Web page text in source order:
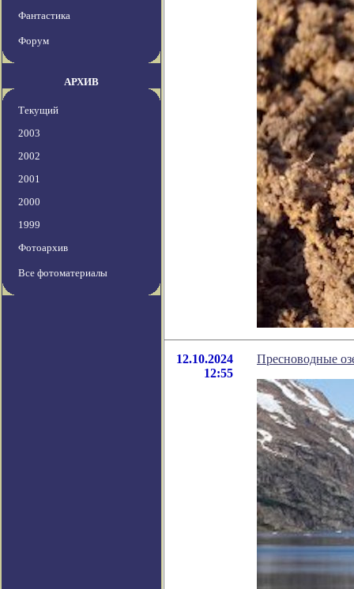
Фантастика
Форум
АРХИВ
Текущий
2003
2002
2001
2000
1999
Фотоархив
Все фотоматериалы
12.10.2024
12:55
Пресноводные